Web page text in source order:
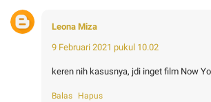
Leona Miza
9 Februari 2021 pukul 10.02
keren nih kasusnya, jdi inget film Now
Balas Hapus